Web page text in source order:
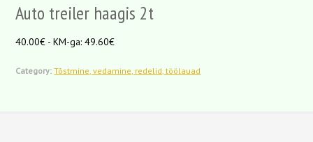
Auto treiler haagis 2t
40.00€ - KM-ga: 49.60€
Category: Tõstmine, vedamine, redelid, töölauad